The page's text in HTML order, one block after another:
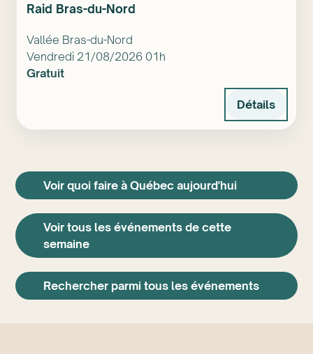
Raid Bras-du-Nord
Vallée Bras-du-Nord
Vendredi 21/08/2026 01h
Gratuit
Détails
Voir quoi faire à Québec aujourd'hui
Voir tous les événements de cette
semaine
Rechercher parmi tous les événements